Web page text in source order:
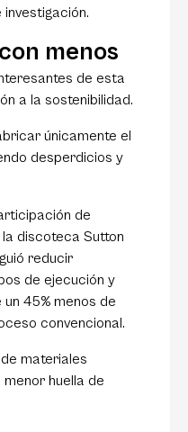
menos
de esta
a la sostenibilidad.
únicamente el
desperdicios y
de
discoteca Sutton
reducir
de ejecución y
45% menos de
convencional.
materiales
huella de